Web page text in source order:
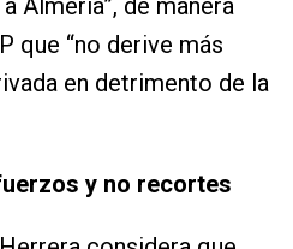
Almería”, de manera
que “no derive más
en detrimento de la
y no recortes